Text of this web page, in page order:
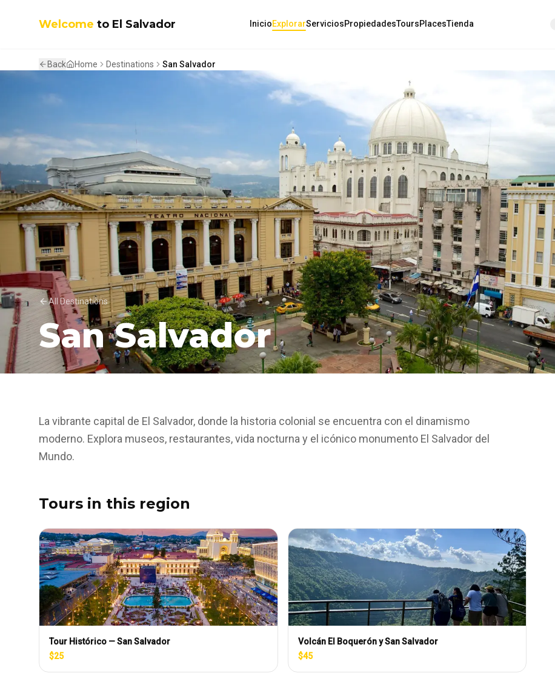
Welcome to El Salvador InicioExplorarServiciosPropiedadesToursPlacesTienda
Back Home Destinations San Salvador
All Destinations
San Salvador
La vibrante capital de El Salvador, donde la historia colonial se encuentra con el dinamismo
moderno. Explora museos, restaurantes, vida nocturna y el icónico monumento El Salvador del
Mundo.
Tours in this region
Tour Histórico — San Salvador
$25
Volcán El Boquerón y San Salvador
$45